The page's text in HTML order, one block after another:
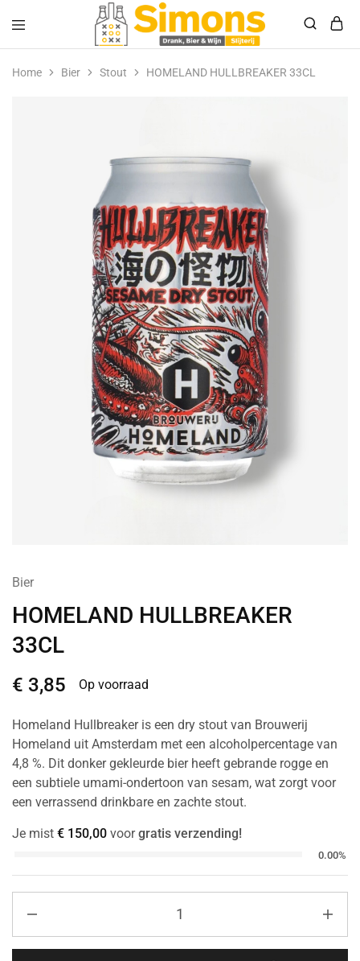
Simonsdrank.nl
Drank,
Bier
&
Home Bier Stout HOMELAND HULLBREAKER 33CL
Bier
HOMELAND HULLBREAKER
33CL
€ 3,85 Op voorraad
Homeland Hullbreaker is een dry stout van Brouwerij
Homeland uit Amsterdam met een alcoholpercentage van
4,8 %. Dit donker gekleurde bier heeft gebrande rogge en
een subtiele umami-ondertoon van sesam, wat zorgt voor
een verrassend drinkbare en zachte stout.
Je mist € 150,00 voorgratis verzending!
0.00%